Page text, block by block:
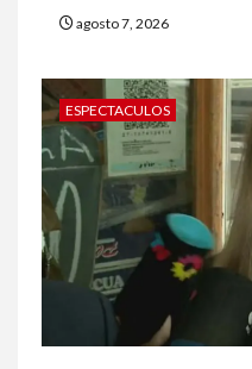
agosto 7, 2026
ESPECTACULOS